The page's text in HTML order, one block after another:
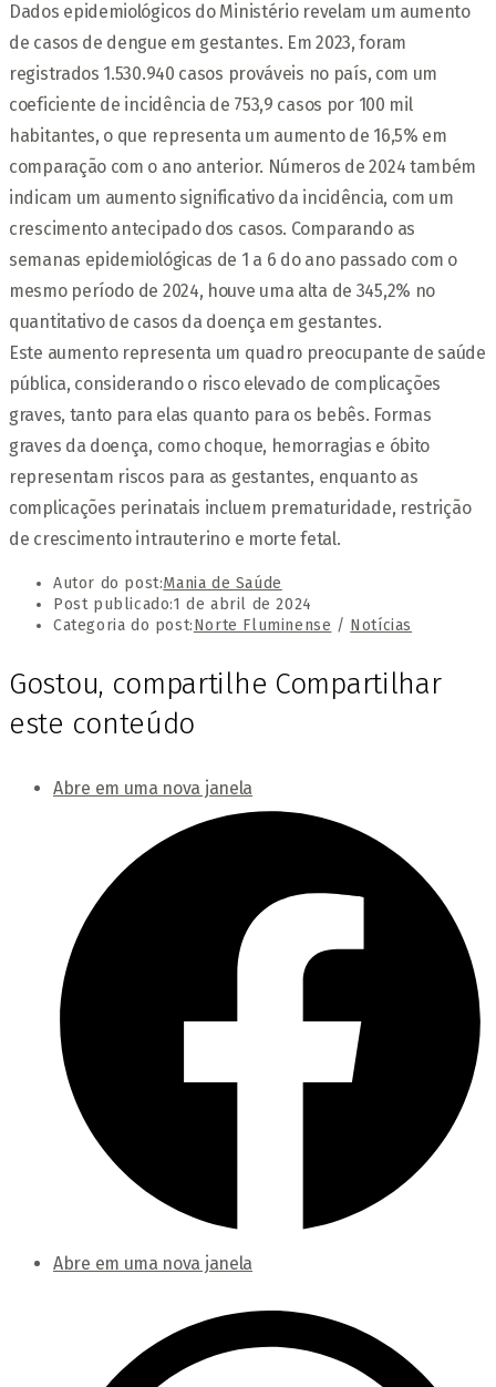
Dados epidemiológicos do Ministério revelam um aumento
de casos de dengue em gestantes. Em 2023, foram
registrados 1.530.940 casos prováveis no país, com um
coeficiente de incidência de 753,9 casos por 100 mil
habitantes, o que representa um aumento de 16,5% em
comparação com o ano anterior. Números de 2024 também
indicam um aumento significativo da incidência, com um
crescimento antecipado dos casos. Comparando as
semanas epidemiológicas de 1 a 6 do ano passado com o
mesmo período de 2024, houve uma alta de 345,2% no
quantitativo de casos da doença em gestantes.
Este aumento representa um quadro preocupante de saúde
pública, considerando o risco elevado de complicações
graves, tanto para elas quanto para os bebês. Formas
graves da doença, como choque, hemorragias e óbito
representam riscos para as gestantes, enquanto as
complicações perinatais incluem prematuridade, restrição
de crescimento intrauterino e morte fetal.
Autor do post:Mania de Saúde
Post publicado:1 de abril de 2024
Categoria do post:Norte Fluminense / Notícias
Gostou, compartilhe Compartilhar
este conteúdo
Abre em uma nova janela
Abre em uma nova janela